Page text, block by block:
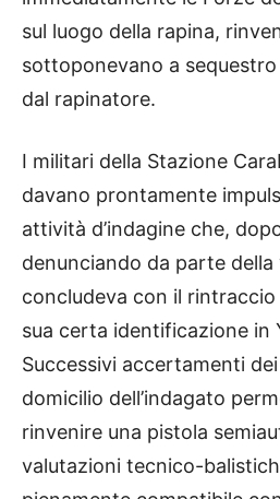
sul luogo della rapina,
sottoponevano a
dal rapinatore.
I militari della Stazione
davano prontamente
attività d’indagine che,
denunciando da parte
concludeva con il
sua certa identificazione in
Successivi accertamenti
domicilio dell’indagato
rinvenire una pistola
valutazioni tecnico-